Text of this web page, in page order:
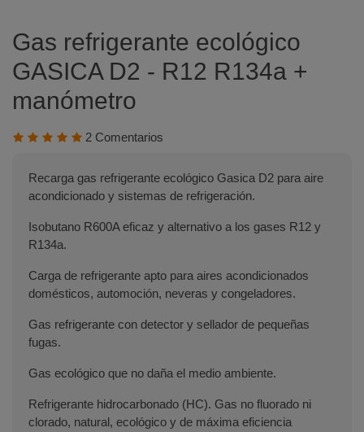
Gas refrigerante ecológico
GASICA D2 - R12 R134a +
manómetro
2 Comentarios
Recarga gas refrigerante ecológico Gasica D2 para aire
acondicionado y sistemas de refrigeración.
Isobutano R600A eficaz y alternativo a los gases R12 y
R134a.
Carga de refrigerante apto para aires acondicionados
domésticos, automoción, neveras y congeladores.
Gas refrigerante con detector y sellador de pequeñas
fugas.
Gas ecológico que no daña el medio ambiente.
Refrigerante hidrocarbonado (HC). Gas no fluorado ni
clorado, natural, ecológico y de máxima eficiencia